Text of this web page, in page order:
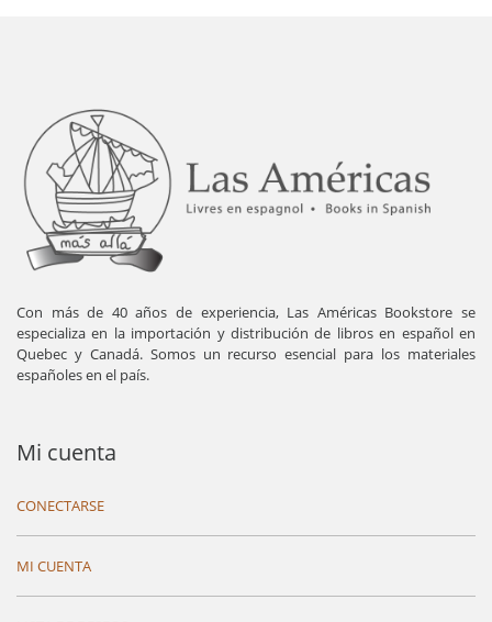
Con más de 40 años de experiencia, Las Américas Bookstore se
especializa en la importación y distribución de libros en español en
Quebec y Canadá. Somos un recurso esencial para los materiales
españoles en el país.
Mi cuenta
CONECTARSE
MI CUENTA